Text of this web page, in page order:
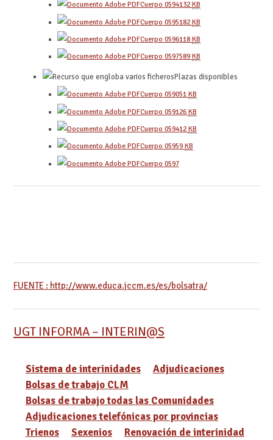
Cuerpo 0594132 KB
Cuerpo 0595182 KB
Cuerpo 0596118 KB
Cuerpo 0597589 KB
Plazas disponibles
Cuerpo 059051 KB
Cuerpo 0591 26 KB
Cuerpo 059412 KB
Cuerpo 05959 KB
Cuerpo 0597
FUENTE : http://www.educa.jccm.es/es/bolsatra/
UGT INFORMA – INTERIN@S
Sistema de interinidades
Adjudicaciones
Bolsas de trabajo CLM
Bolsas de trabajo todas las Comunidades
Adjudicaciones telefónicas por provincias
Trienos
Sexenios
Renovación de interinidad